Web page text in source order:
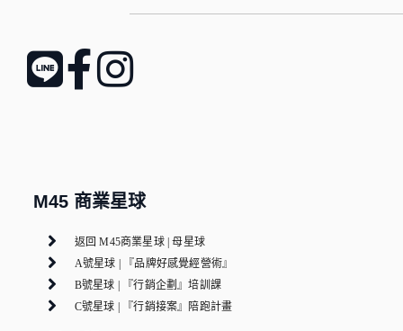
M45 商業星球
返回 M45商業星球 | 母星球
A號星球 | 『品牌好感覺經營術』
B號星球 | 『行銷企劃』培訓課
C號星球 | 『行銷接案』陪跑計畫